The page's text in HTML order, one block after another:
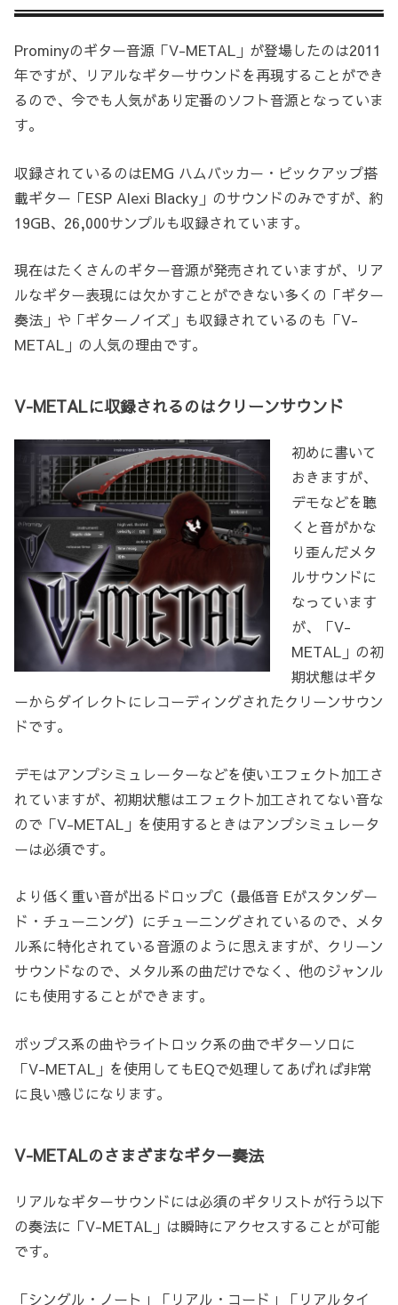
Prominyのギター音源「V-METAL」が登場したのは2011
年ですが、リアルなギターサウンドを再現することができ
るので、今でも人気があり定番のソフト音源となっていま
す。
収録されているのはEMG ハムバッカー・ピックアップ搭
載ギター「ESP Alexi Blacky」のサウンドのみですが、約
19GB、26,000サンプルも収録されています。
現在はたくさんのギター音源が発売されていますが、リア
ルなギター表現には欠かすことができない多くの「ギター
奏法」や「ギターノイズ」も収録されているのも「V-
METAL」の人気の理由です。
V-METALに収録されるのはクリーンサウンド
初めに書いて
おきますが、
デモなどを聴
くと音がかな
り歪んだメタ
ルサウンドに
なっています
が、「V-
METAL」の初
期状態はギタ
ーからダイレクトにレコーディングされたクリーンサウン
ドです。
デモはアンプシミュレーターなどを使いエフェクト加工さ
れていますが、初期状態はエフェクト加工されてない音な
ので「V-METAL」を使用するときはアンプシミュレータ
ーは必須です。
より低く重い音が出るドロップC（最低音 Eがスタンダー
ド・チューニング）にチューニングされているので、メタ
ル系に特化されている音源のように思えますが、クリーン
サウンドなので、メタル系の曲だけでなく、他のジャンル
にも使用することができます。
ポップス系の曲やライトロック系の曲でギターソロに
「V-METAL」を使用してもEQで処理してあげれば非常
に良い感じになります。
V-METALのさまざまなギター奏法
リアルなギターサウンドには必須のギタリストが行う以下
の奏法に「V-METAL」は瞬時にアクセスすることが可能
です。
「シングル・ノート」「リアル・コード」「リアルタイ